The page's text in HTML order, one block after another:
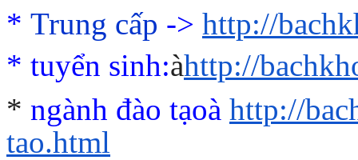
* Trung cấp -> http://
* tuyển sinh:àhttp://
* ngành đào tạoà http://
tao.html